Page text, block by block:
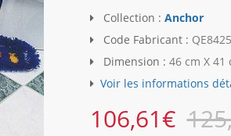
Collection : Anchor
Code Fabricant :
Dimension : 46 cm X 41
Voir les informations
106,61€